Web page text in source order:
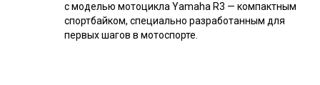
с моделью мотоцикла Yamaha R3 — компактным
спортбайком, специально разработанным для
первых шагов в мотоспорте.